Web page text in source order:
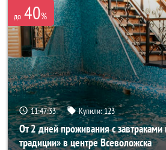
до 40%
11:47:31 Купили:123
От 2 дней проживания с завтраками
традиции» в центре Всеволожска